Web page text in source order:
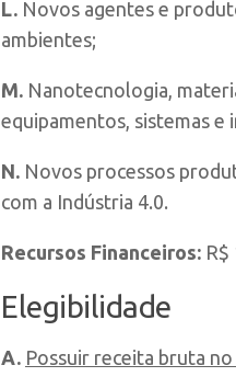
L. Novos agentes e
ambientes;
M. Nanotecnologia,
equipamentos, sistemas e
N. Novos processos
com a Indústria 4.0.
Recursos Financeiros: R$
Elegibilidade
A. Possuir receita bruta